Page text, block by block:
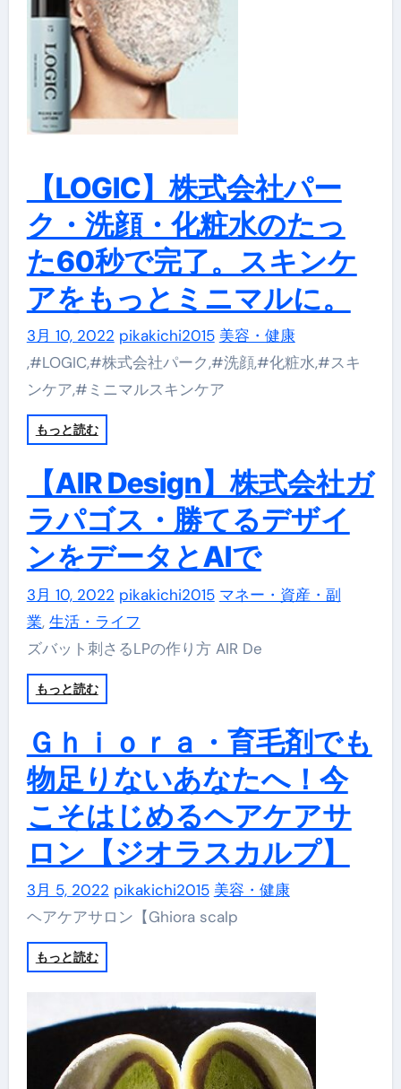
【LOGIC】株式会社パー
ク・洗顔・化粧水のたっ
た60秒で完了。スキンケ
アをもっとミニマルに。
3月 10, 2022 pikakichi2015 美容・健康
,#LOGIC,#株式会社パーク,#洗顔,#化粧水,#スキ
ンケア,#ミニマルスキンケア
もっと読む
【AIR Design】株式会社ガ
ラパゴス・勝てるデザイ
ンをデータとAIで
3月 10, 2022 pikakichi2015 マネー・資産・副
業, 生活・ライフ
ズバット刺さるLPの作り方 AIR De
もっと読む
Ｇｈｉｏｒａ・育毛剤でも
物足りないあなたへ！今
こそはじめるヘアケアサ
ロン【ジオラスカルプ】
3月 5, 2022 pikakichi2015 美容・健康
ヘアケアサロン【Ghiora scalp
もっと読む